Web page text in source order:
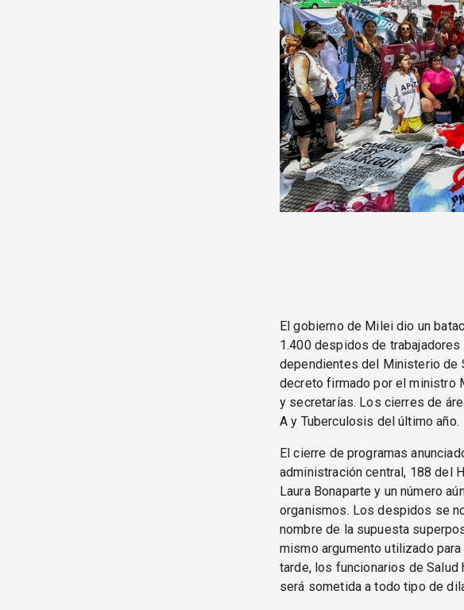
El gobierno de Milei dio un
1.400 despidos de
dependientes del Ministerio de
decreto firmado por el ministro
y secretarías. Los cierres de
A y Tuberculosis del último año.
El cierre de programas
administración central, 188 del
Laura Bonaparte y un número
organismos. Los despidos se
nombre de la supuesta
mismo argumento utilizado
tarde, los funcionarios de Salud
será sometida a todo tipo de